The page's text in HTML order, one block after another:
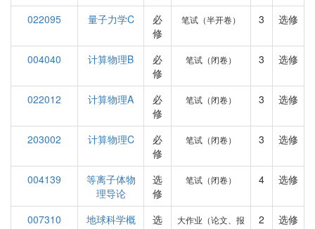
022095 量子力学C
必
修
笔试（半开卷） 3 选修
004040 计算物理B
必
修
笔试（闭卷） 3 选修
022012 计算物理A
必
修
笔试（闭卷） 3 选修
203002 计算物理C
必
修
笔试（闭卷） 3 选修
004139
等离子体物
理导论
选
修
笔试（闭卷） 4 选修
007310
地球科学概
选
大作业（论文、报
2 选修